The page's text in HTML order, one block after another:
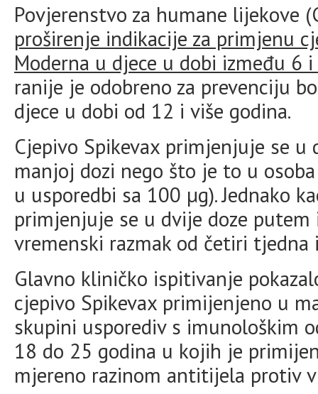
Povjerenstvo za humane lijekove
proširenje indikacije za primjenu
Moderna u djece u dobi između 6
ranije je odobreno za prevenciju
djece u dobi od 12 i više godina.
Cjepivo Spikevax primjenjuje se
manjoj dozi nego što je to u
u usporedbi sa 100 µg). Jednako
primjenjuje se u dvije doze
vremenski razmak od četiri tjedna
Glavno kliničko ispitivanje
cjepivo Spikevax primijenjeno u
skupini usporediv s imunološkim
18 do 25 godina u kojih je
mjereno razinom antitijela protiv